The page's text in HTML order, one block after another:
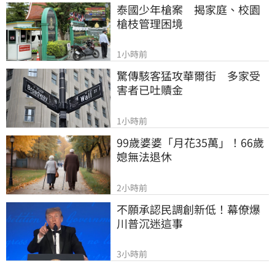
泰國少年槍案　揭家庭、校園
槍枝管理困境
1小時前
驚傳駭客猛攻華爾街　多家受
害者已吐贖金
1小時前
99歲婆婆「月花35萬」！66歲
媳無法退休
2小時前
不願承認民調創新低！幕僚爆
川普沉迷這事
3小時前